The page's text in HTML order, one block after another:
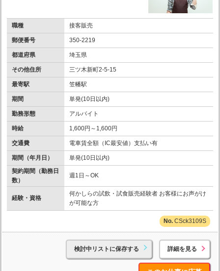
職種 接客販売
郵便番号 350-2219
都道府県 埼玉県
その他住所 三ツ木新町2-5-15
最寄駅 笠幡駅
期間 単発(10日以内)
勤務形態 アルバイト
時給 1,600円～1,600円
交通費 電車賃全額（IC最安値）支払い有
期間（年月日）
単発(10日以内)
契約期間（勤務日
数）
週1日～OK
経験・資格
何かしらの試飲・試食販売経験者 お客様にお声がけ
が可能な方
CSck3109S
検討中リストに保存する 詳細を見る